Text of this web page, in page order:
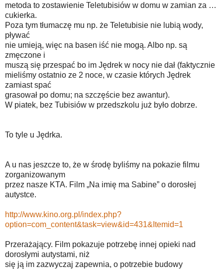
metoda to zostawienie Teletubisiów w domu w zamian za …
cukierka.
Poza tym tłumaczę mu np. że Teletubisie nie lubią wody,
pływać
nie umieją, więc na basen iść nie mogą. Albo np. są
zmęczone i
muszą się przespać bo im Jędrek w nocy nie dał (faktycznie
mieliśmy ostatnio ze 2 noce, w czasie których Jędrek
zamiast spać
grasował po domu; na szczęście bez awantur).
W piatek, bez Tubisiów w przedszkolu już było dobrze.
To tyle u Jędrka.
A u nas jeszcze to, że w środę byliśmy na pokazie filmu
zorganizowanym
przez nasze KTA. Film „Na imię ma Sabine” o dorosłej
autystce.
http://www.kino.org.pl/index.php?
option=com_content&task=view&id=431&Itemid=1
Przerażający. Film pokazuje potrzebę innej opieki nad
dorosłymi autystami, niż
się ją im zazwyczaj zapewnia, o potrzebie budowy